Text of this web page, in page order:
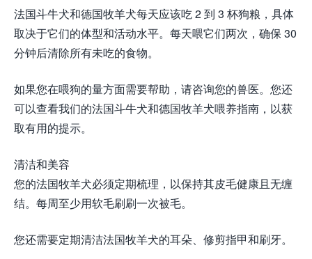
法国斗牛犬和德国牧羊犬每天应该吃 2 到 3 杯狗粮，具体
取决于它们的体型和活动水平。每天喂它们两次，确保 30
分钟后清除所有未吃的食物。
如果您在喂狗的量方面需要帮助，请咨询您的兽医。您还
可以查看我们的法国斗牛犬和德国牧羊犬喂养指南，以获
取有用的提示。
清洁和美容
您的法国牧羊犬必须定期梳理，以保持其皮毛健康且无缠
结。每周至少用软毛刷刷一次被毛。
您还需要定期清洁法国牧羊犬的耳朵、修剪指甲和刷牙。